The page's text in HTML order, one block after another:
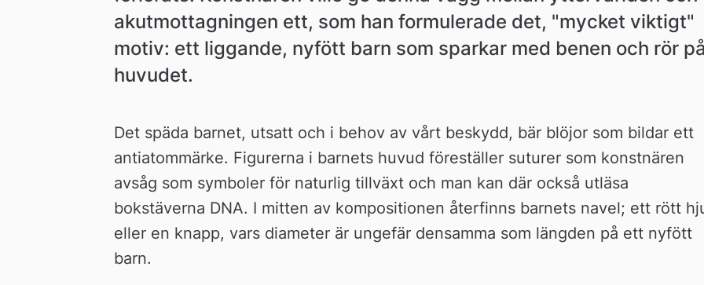
akutmottagningen ett, som han formulerade det, "mycket viktigt"
motiv: ett liggande, nyfött barn som sparkar med benen och rör
huvudet.
Det späda barnet, utsatt och i behov av vårt beskydd, bär blöjor som bildar ett
antiatommärke. Figurerna i barnets huvud föreställer suturer som konstnären
avsåg som symboler för naturlig tillväxt och man kan där också utläsa
bokstäverna DNA. I mitten av kompositionen återfinns barnets navel; ett rött
eller en knapp, vars diameter är ungefär densamma som längden på ett nyfött
barn.